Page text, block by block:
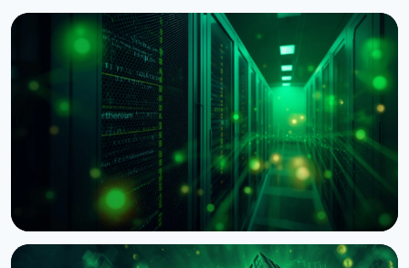
НОВИНА